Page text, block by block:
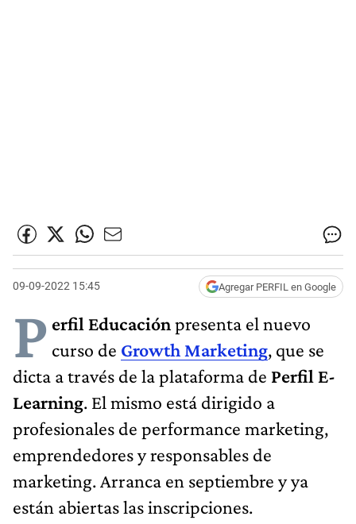
09-09-2022 15:45 Agregar PERFIL en Google
P erfil Educaciónpresenta el nuevo
curso de Growth Marketing, que se
dicta a través de la plataforma de Perfil E-
Learning. El mismo está dirigido a
profesionales de performance marketing,
emprendedores y responsables de
marketing. Arranca en septiembre y ya
están abiertas las inscripciones.